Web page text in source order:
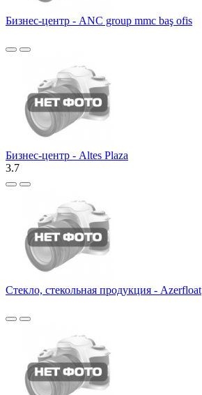
Бизнес-центр - ANC group mmc baş ofis
Бизнес-центр - Altes Plaza
3.7
Стекло, стекольная продукция - Azerfloat